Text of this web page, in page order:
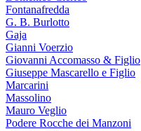
Fontanafredda
G. B. Burlotto
Gaja
Gianni Voerzio
Giovanni Accomasso & Figlio
Giuseppe Mascarello e Figlio
Marcarini
Massolino
Mauro Veglio
Podere Rocche dei Manzoni